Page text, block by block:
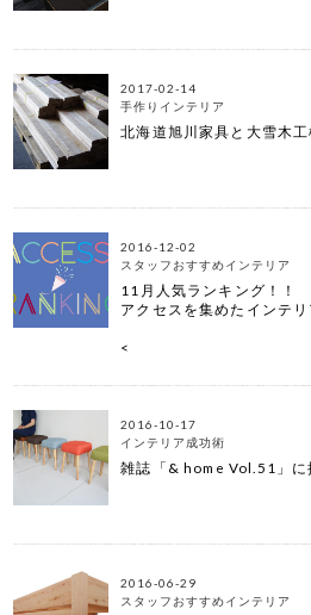
2017-02-14
手作りインテリア
北海道旭川家具と大雪木
2016-12-02
スタッフおすすめインテリア
11月人気ランキング！！
アクセスを集めたインテ
<
2016-10-17
インテリア成功術
雑誌「& home Vol.51」に
2016-06-29
スタッフおすすめインテリア